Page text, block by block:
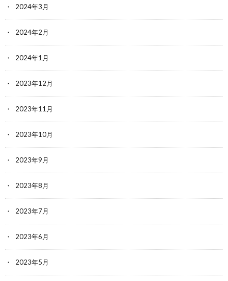
2024年3月
2024年2月
2024年1月
2023年12月
2023年11月
2023年10月
2023年9月
2023年8月
2023年7月
2023年6月
2023年5月